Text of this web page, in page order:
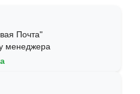
Почта"
менеджера